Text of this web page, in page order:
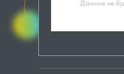
Данные не